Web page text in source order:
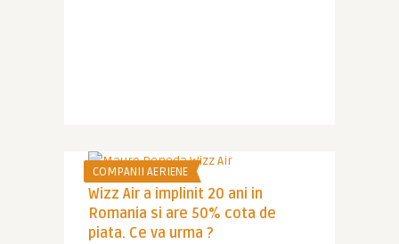
COMPANII AERIENE
Wizz Air a implinit 20 ani in
Romania si are 50% cota de
piata. Ce va urma ?